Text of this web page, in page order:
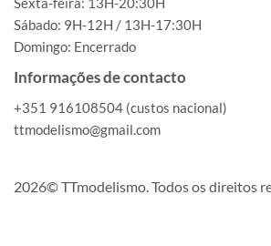
Sábado: 9H-12H / 13H-17:30H
Domingo: Encerrado
Informações de contacto
+351 916108504 (custos nacional)
ttmodelismo@gmail.com
2026© TTmodelismo. Todos os direitos